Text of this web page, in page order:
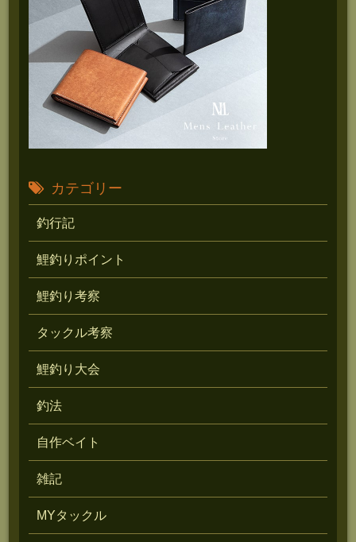
カテゴリー
釣行記
鯉釣りポイント
鯉釣り考察
タックル考察
鯉釣り大会
釣法
自作ベイト
雑記
MYタックル